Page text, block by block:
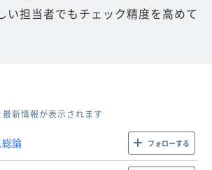
担当者でもチェック精度を高めて
新情報が表示されます
論 フォローする